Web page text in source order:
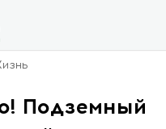
Подземный